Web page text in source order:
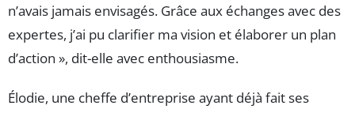
n’avais jamais envisagés. Grâce aux échanges avec des
expertes, j’ai pu clarifier ma vision et élaborer un plan
d’action », dit-elle avec enthousiasme.
Élodie, une cheffe d’entreprise ayant déjà fait ses